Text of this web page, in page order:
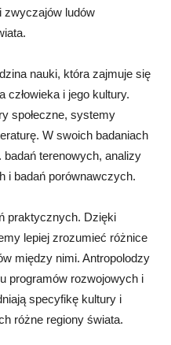
zwyczajów ludów
nauki, która zajmuje się
człowieka i jego kultury.
społeczne, systemy
W swoich badaniach
terenowych, analizy
i badań porównawczych.
praktycznych. Dzięki
lepiej zrozumieć różnice
między nimi. Antropolodzy
programów rozwojowych i
specyfikę kultury i
różne regiony świata.